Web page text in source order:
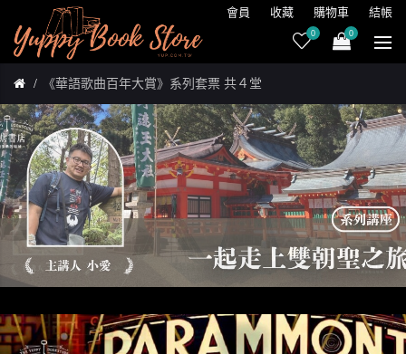
會員 收藏 購物車 結帳
0 0
《華語歌曲百年大賞》系列套票 共４堂